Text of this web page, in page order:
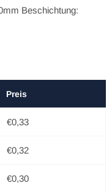
Beschichtung:
Preis
€0,33
€0,32
€0,30